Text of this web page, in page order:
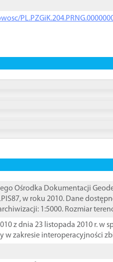
Ośrodka Dokumentacji
w roku 2010. Dane
1:5000. Rozmiar
z dnia 23 listopada 2010 r.
w zakresie interoperacyjności